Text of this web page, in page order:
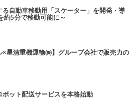
自動車移動用「スケーター」を開発・導
約5分で移動可能に～
×星清重機運輸㈱】グループ会社で販売力の
ット配送サービスを本格始動